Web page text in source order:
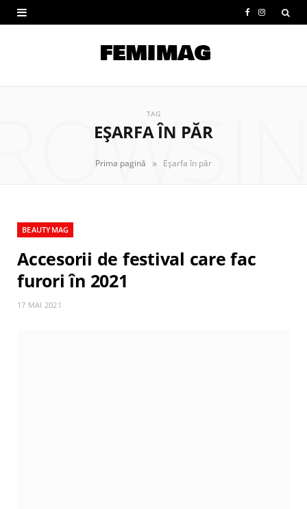
e
I
t
TAG
EȘARFA ÎN PĂR
Prima pagină » Eșarfa în păr
BEAUTYMAG
Accesorii de festival care fac
furori în 2021
17 MAI 2021